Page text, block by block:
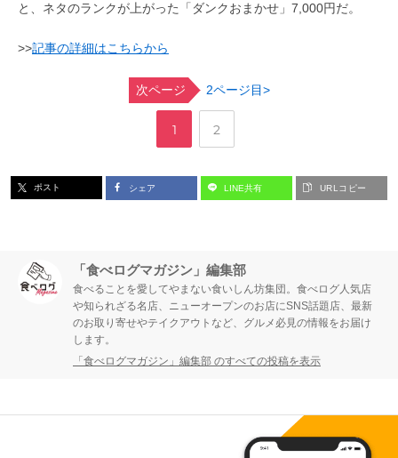
と、ネタのランクが上がった「ダンクおまかせ」7,000円だ。
>>記事の詳細はこちらから
次ページ 2ページ目>
ペ
ジ
1
,
ペ
ジ
2
ポスト シェア LINE共有 URLコピー
「食べログマガジン」編集部
食べることを愛してやまない食いしん坊集団。食べログ人気店
や知られざる名店、ニューオープンのお店にSNS話題店、最新
のお取り寄せやテイクアウトなど、グルメ必見の情報をお届け
します。
「食べログマガジン」編集部 のすべての投稿を表示